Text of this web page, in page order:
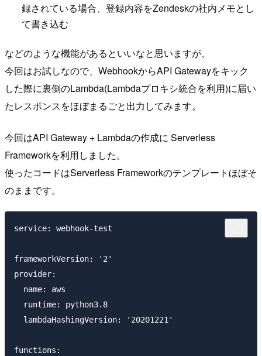
録されている場合、登録内容をZendeskの社内メモとし
て書き込む
などのような機能があるといいなと思いますが、
今回はお試しなので、WebhookからAPI Gatewayをキック
した際に裏側のLambda(Lambdaプロキシ統合を利用)に届い
たレスポンスをほぼまるごと出力してみます。
今回はAPI Gateway + Lambdaの作成に Serverless
Frameworkを利用しました。
使ったコードはServerless Frameworkのテンプレートほぼそ
のままです。
service: webhook-test
frameworkVersion: '2'
provider:
  name: aws
  runtime: python3.8
  lambdaHashingVersion: '20201221'
functions: